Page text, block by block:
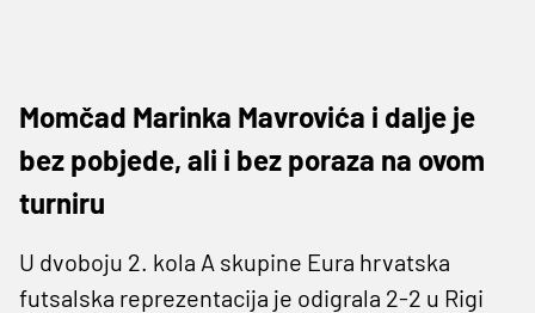
Momčad Marinka Mavrovića i dalje je
bez pobjede, ali i bez poraza na ovom
turniru
U dvoboju 2. kola A skupine Eura hrvatska
futsalska reprezentacija je odigrala 2-2 u Rigi